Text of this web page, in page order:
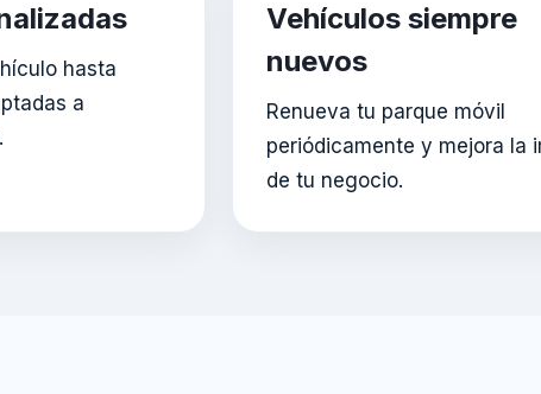
hasta
a
Vehículos siempre
nuevos
Renueva tu parque móvil
periódicamente y mejora la
de tu negocio.